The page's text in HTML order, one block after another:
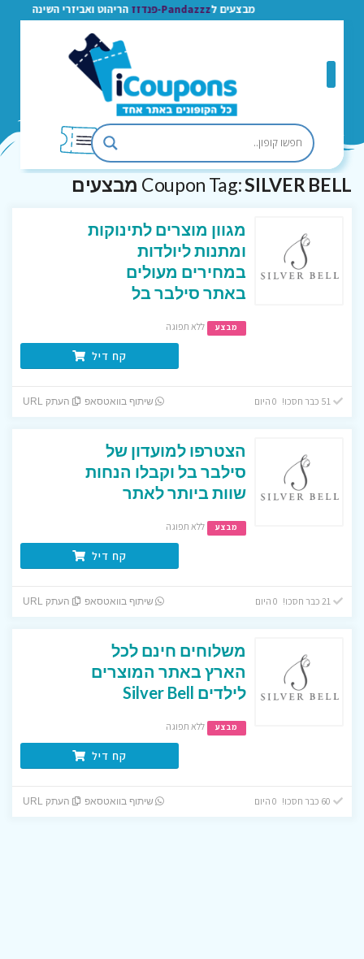
מבצעים ל Pandazzz-פנדזז הריהוט ואביזרי השינה
Coupon Tag:SILVER BELL מבצעים
מגוון מוצרים לתינוקות
ומתנות ליולדות
במחירים מעולים
באתר סילבר בל
מבצע ללא תפוגה
קח דיל
51 כבר חסכו! 0 היום שיתוף בוואטסאפ העתק URL
הצטרפו למועדון של
סילבר בל וקבלו הנחות
שוות ביותר לאתר
מבצע ללא תפוגה
קח דיל
21 כבר חסכו! 0 היום שיתוף בוואטסאפ העתק URL
משלוחים חינם לכל
הארץ באתר המוצרים
לילדים Silver Bell
מבצע ללא תפוגה
קח דיל
שיתוף בוואטסאפ העתק URL